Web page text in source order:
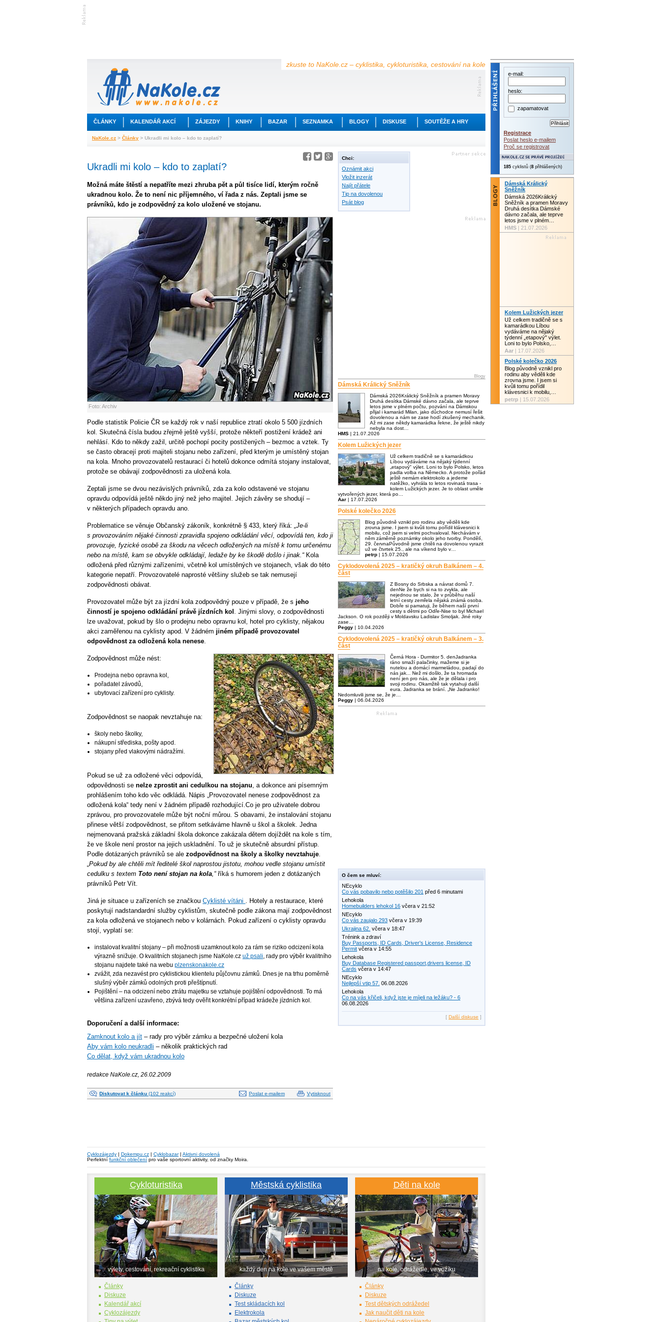
zkuste to NaKole.cz – cyklistika, cykloturistika, cestování na kole
ČLÁNKY KALENDÁŘ AKCÍ ZÁJEZDY KNIHY BAZAR SEZNAMKA BLOGY DISKUSE SOUTĚŽE A HRY
NaKole.cz > Články > Ukradli mi kolo – kdo to zaplatí?
Ukradli mi kolo – kdo to zaplatí?
Možná máte štěstí a nepatříte mezi zhruba pět a půl tisíce lidí, kterým ročně
ukradnou kolo. Že to není nic příjemného, ví řada z nás. Zeptali jsme se
právníků, kdo je zodpovědný za kolo uložené ve stojanu.
Foto: Archiv
Podle statistik Policie ČR se každý rok v naší republice ztratí okolo 5 500 jízdních
kol. Skutečná čísla budou zřejmě ještě vyšší, protože někteří postižení krádež ani
nehlásí. Kdo to někdy zažil, určitě pochopí pocity postižených – bezmoc a vztek. Ty
se často obracejí proti majiteli stojanu nebo zařízení, před kterým je umístěný stojan
na kola. Mnoho provozovatelů restaurací či hotelů dokonce odmítá stojany instalovat,
protože se obávají zodpovědnosti za uložená kola.
Zeptali jsme se dvou nezávislých právníků, zda za kolo odstavené ve stojanu
opravdu odpovídá ještě někdo jiný než jeho majitel. Jejich závěry se shodují –
v některých případech opravdu ano.
Problematice se věnuje Občanský zákoník, konkrétně § 433, který říká: „Je-li
s provozováním nějaké činnosti zpravidla spojeno odkládání věcí, odpovídá ten, kdo ji
provozuje, fyzické osobě za škodu na věcech odložených na místě k tomu určenému
nebo na místě, kam se obvykle odkládají, ledaže by ke škodě došlo i jinak.“Kola
odložená před různými zařízeními, včetně kol umístěných ve stojanech, však do této
kategorie nepatří. Provozovatelé naprosté většiny služeb se tak nemusejí
zodpovědnosti obávat.
Provozovatel může být za jízdní kola zodpovědný pouze v případě, že s jeho
činností je spojeno odkládání právě jízdních kol . Jinými slovy, o zodpovědnosti
lze uvažovat, pokud by šlo o prodejnu nebo opravnu kol, hotel pro cyklisty, nějakou
akci zaměřenou na cyklisty apod. V žádném jiném případě provozovatel
odpovědnost za odložená kola nenese.
Zodpovědnost může nést:
Prodejna nebo opravna kol,
pořadatel závodů,
ubytovací zařízení pro cyklisty.
Zodpovědnost se naopak nevztahuje na:
školy nebo školky,
nákupní střediska, pošty apod.
stojany před vlakovými nádražími.
Pokud se už za odložené věci odpovídá,
odpovědnosti se nelze zprostit ani cedulkou na stojanu, a dokonce ani písemným
prohlášením toho kdo věc odkládá. Nápis „Provozovatel nenese zodpovědnost za
odložená kola“ tedy není v žádném případě rozhodující.Co je pro uživatele dobrou
zprávou, pro provozovatele může být noční můrou. S obavami, že instalování stojanu
přinese větší zodpovědnost, se přitom setkáváme hlavně u škol a školek. Jedna
nejmenovaná pražská základní škola dokonce zakázala dětem dojíždět na kole s tím,
že ve škole není prostor na jejich uskladnění. To už je skutečně absurdní přístup.
Podle dotázaných právníků se ale zodpovědnost na školy a školky nevztahuje.
„Pokud by ale chtěli mít ředitelé škol naprostou jistotu, mohou vedle stojanu umístit
cedulku s textem Toto není stojan na kola,“říká s humorem jeden z dotázaných
právníků Petr Vít.
Jiná je situace u zařízeních se značkou Cyklisté vítáni . Hotely a restaurace, které
poskytují nadstandardní služby cyklistům, skutečně podle zákona mají zodpovědnost
za kola odložená ve stojanech nebo v kolárnách. Pokud zařízení o cyklisty opravdu
stojí, vyplatí se:
instalovat kvalitní stojany – při možnosti uzamknout kolo za rám se riziko odcizení kola
výrazně snižuje. O kvalitních stojanech jsme NaKole.cz už psali, rady pro výběr kvalitního
stojanu najdete také na webu plzenskonakole.cz
zvážit, zda nezavést pro cyklistickou klientelu půjčovnu zámků. Dnes je na trhu poměrně
slušný výběr zámků odolných proti přeštípnutí.
Pojištění – na odcizení nebo ztrátu majetku se vztahuje pojištění odpovědnosti. To má
většina zařízení uzavřeno, zbývá tedy ověřit konkrétní případ krádeže jízdních kol.
Doporučení a další informace:
Zamknout kolo a jít – rady pro výběr zámku a bezpečné uložení kola
Aby vám kolo neukradli – několik praktických rad
Co dělat, když vám ukradnou kolo
redakce NaKole.cz, 26.02.2009
Diskutovat k článku (102 reakcí) Vytisknout
Poslat e-mailem
Chci:
Oznámit akci
Vložit inzerát
Najít přátele
Tip na dovolenou
Psát blog
Blogy
Dámská Králický Sněžník
Dámská 2026Králický Sněžník a pramen Moravy
Druhá desítka Dámské dávno začala, ale teprve
letos jsme v plném počtu, pozvání na Dámskou
přijal i kamarád Milan, jako důchodce nemusí řešit
dovolenou a nám se zase hodí zkušený mechanik.
Až mi zase někdy kamarádka řekne, že ještě nikdy
nebyla na dost…
HMS | 21.07.2026
Kolem Lužických jezer
Už celkem tradičně se s kamarádkou
Líbou vydáváme na nějaký týdenní
„etapový" výlet. Loni to bylo Polsko, letos
padla volba na Německo. A protože pořád
ještě nemám elektrokolo a jedeme
natěžko, vyhrála to letos rovinatá trasa -
kolem Lužických jezer. Je to oblast uměle
vytvořených jezer, která po…
Aar | 17.07.2026
Polské kolečko 2026
Blog původně vznikl pro rodinu aby věděli kde
zrovna jsme. I jsem si kvůli tomu pořídil klávesnici k
mobilu, což jsem si velmi pochvaloval. Nechávám v
něm záměrně poznámky okolo jeho tvorby. Pondělí,
29. červnaPůvodně jsme chtěli na dovolenou vyrazit
už ve čtvrtek 25., ale na víkend bylo v…
petrp | 15.07.2026
Cyklodovolená 2025 – kratičký okruh Balkánem – 4.
část
Z Bosny do Srbska a návrat domů 7.
denNe že bych si na to zvykla, ale
nejednou se stalo, že v průběhu naší
letní cesty zemřela nějaká známá osoba.
Dobře si pamatuji, že během naší první
cesty s dětmi po Odře-Nise to byl Michael
Jackson. O rok později v Moldavsku Ladislav Smoljak. Jiné roky
zase…
Peggy | 10.04.2026
Cyklodovolená 2025 – kratičký okruh Balkánem – 3.
část
Černá Hora - Durmitor 5. denJadranka
ráno smaží palačinky, mažeme si je
nutelou a domácí marmeládou, padají do
nás jak... Než mi došlo, že ta hromada
není jen pro nás, ale že je dělala i pro
svoji rodinu. Okamžitě tak vytahuji další
eura. Jadranka se brání. „Ne Jadranko!
Nedomluvili jsme se, že je…
Peggy | 06.04.2026
O čem se mluví:
NEcyklo
Co vás pobavilo nebo potěšilo 201 před 6 minutami
Lehokola
Homebuilders lehokol 16 včera v 21:52
NEcyklo
Co vás zaujalo 293 včera v 19:39
Ukrajina 62. včera v 18:47
Trénink a zdraví
Buy Passports, ID Cards, Driver's License, Residence
Permit včera v 14:55
Lehokola
Buy Database Registered passport,drivers license, ID
Cards včera v 14:47
NEcyklo
Nejlepší vtip 57. 06.08.2026
Lehokola
Co na vás křičeli, když jste je míjeli na ležáku? - 6
06.08.2026
[ Další diskuse ]
Cyklozájezdy | Dokempu.cz | Cyklobazar| Aktivni dovolená
Perfektní funkční oblečení pro vaše sportovní aktivity, od značky Moira.
Cykloturistika
výlety, cestování, rekreační cyklistika
Články
Diskuze
Kalendář akcí
Cyklozájezdy
Městská cyklistika
každý den na kole ve vašem městě
Články
Diskuze
Test skládacích kol
Elektrokola
Děti na kole
na kole, odrážedle, ve vozíku
Články
Diskuze
Test dětských odrážedel
Jak naučit děti na kole
e-mail:
heslo:
zapamatovat
Registrace
Poslat heslo e-mailem
Proč se registrovat
185 cyklistů (8 přihlášených)
Dámská Králický
Sněžník
Dámská 2026Králický
Sněžník a pramen Moravy
Druhá desítka Dámské
dávno začala, ale teprve
letos jsme v plném…
HMS | 21.07.2026
Kolem Lužických jezer
Už celkem tradičně se s
kamarádkou Líbou
vydáváme na nějaký
týdenní „etapový" výlet.
Loni to bylo Polsko,…
Aar | 17.07.2026
Polské kolečko 2026
Blog původně vznikl pro
rodinu aby věděli kde
zrovna jsme. I jsem si
kvůli tomu pořídil
klávesnici k mobilu,…
petrp | 15.07.2026